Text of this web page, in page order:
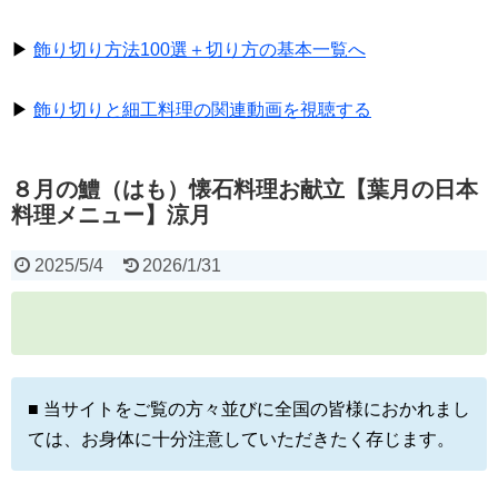
▶ 飾り切り方法100選＋切り方の基本一覧へ
▶ 飾り切りと細工料理の関連動画を視聴する
８月の鱧（はも）懐石料理お献立【葉月の日本
料理メニュー】涼月
2025/5/4 2026/1/31
■ 当サイトをご覧の方々並びに全国の皆様におかれまし
ては、お身体に十分注意していただきたく存じます。